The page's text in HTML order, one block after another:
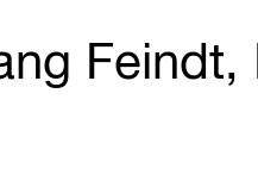
Feindt,